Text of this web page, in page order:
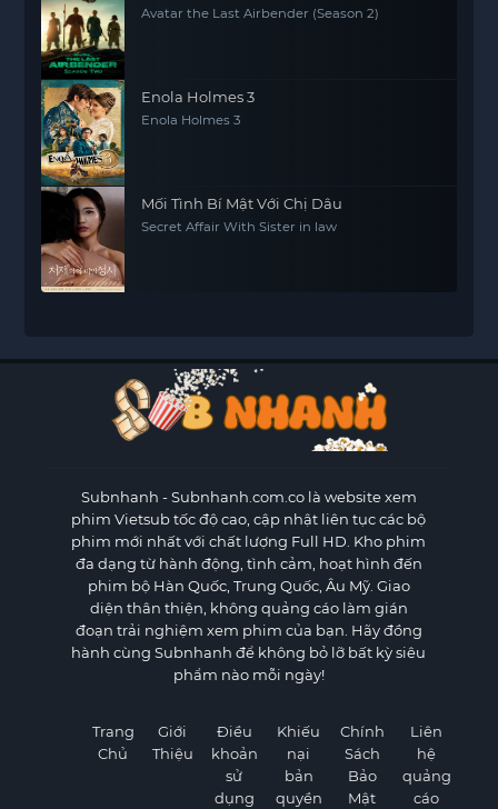
Avatar the Last Airbender (Season 2)
Enola Holmes 3
Enola Holmes 3
Mối Tình Bí Mật Với Chị Dâu
Secret Affair With Sister in law
Subnhanh - Subnhanh.com.co là website xem
phim Vietsub tốc độ cao, cập nhật liên tục các bộ
phim mới nhất với chất lượng Full HD. Kho phim
đa dạng từ hành động, tình cảm, hoạt hình đến
phim bộ Hàn Quốc, Trung Quốc, Âu Mỹ. Giao
diện thân thiện, không quảng cáo làm gián
đoạn trải nghiệm xem phim của bạn. Hãy đồng
hành cùng Subnhanh để không bỏ lỡ bất kỳ siêu
phẩm nào mỗi ngày!
Trang
Chủ
Giới
Thiệu
Điều
khoản
sử
dụng
Khiếu
nại
bản
quyền
Chính
Sách
Bảo
Mật
Liên
hệ
quảng
cáo